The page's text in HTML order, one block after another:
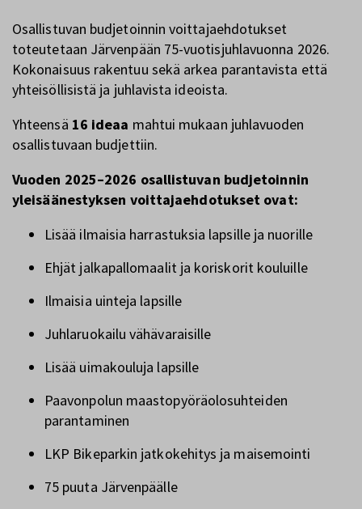
Osallistuvan budjetoinnin voittajaehdotukset
toteutetaan Järvenpään 75-vuotisjuhlavuonna 2026.
Kokonaisuus rakentuu sekä arkea parantavista että
yhteisöllisistä ja juhlavista ideoista.
Yhteensä 16 ideaa mahtui mukaan juhlavuoden
osallistuvaan budjettiin.
Vuoden 2025–2026 osallistuvan budjetoinnin
yleisäänestyksen voittajaehdotukset ovat:
Lisää ilmaisia harrastuksia lapsille ja nuorille
Ehjät jalkapallomaalit ja koriskorit kouluille
Ilmaisia uinteja lapsille
Juhlaruokailu vähävaraisille
Lisää uimakouluja lapsille
Paavonpolun maastopyöräolosuhteiden
parantaminen
LKP Bikeparkin jatkokehitys ja maisemointi
75 puuta Järvenpäälle